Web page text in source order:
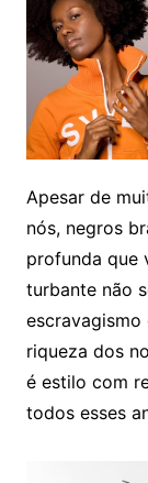
Apesar de
nós, negros
profunda que
turbante não
escravagismo
riqueza dos
é estilo com
todos esses